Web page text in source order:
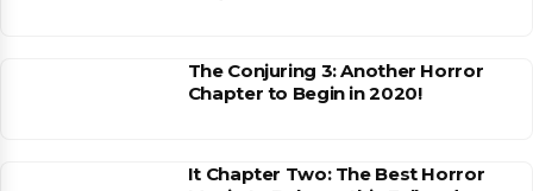
The Conjuring 3: Another Horror
Chapter to Begin in 2020!
It Chapter Two: The Best Horror